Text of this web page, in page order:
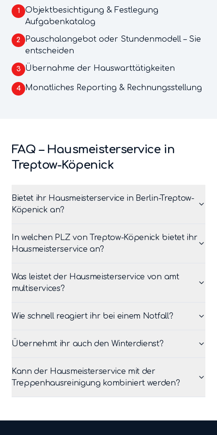
1
Objektbesichtigung & Festlegung
Aufgabenkatalog
2
Pauschalangebot oder Stundenmodell – Sie
entscheiden
3 Übernahme der Hauswarttätigkeiten
4 Monatliches Reporting & Rechnungsstellung
FAQ – Hausmeisterservicein
Treptow-Köpenick
Bietet ihr Hausmeisterservice in Berlin-Treptow-
Köpenick an?
In welchen PLZ von Treptow-Köpenick bietet ihr
Hausmeisterservice an?
Was leistet der Hausmeisterservice von amt
multiservices?
Wie schnell reagiert ihr bei einem Notfall?
Übernehmt ihr auch den Winterdienst?
Kann der Hausmeisterservice mit der
Treppenhausreinigung kombiniert werden?